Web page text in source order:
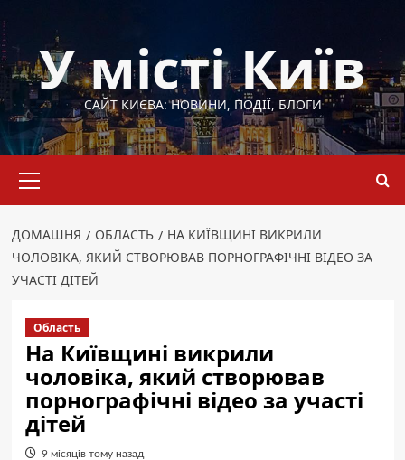
до
вмістуУ місті Київ
САЙТ КИЄВА: НОВИНИ, ПОДІЇ, БЛОГИ
меню
ДОМАШНЯ ОБЛАСТЬ
НА КИЇВЩИНІ ВИКРИЛИ
ЧОЛОВІКА, ЯКИЙ СТВОРЮВАВ ПОРНОГРАФІЧНІ ВІДЕО ЗА
УЧАСТІ ДІТЕЙ
Область
На Київщині викрили
чоловіка, який створював
порнографічні відео за участі
дітей
9 місяців тому назад